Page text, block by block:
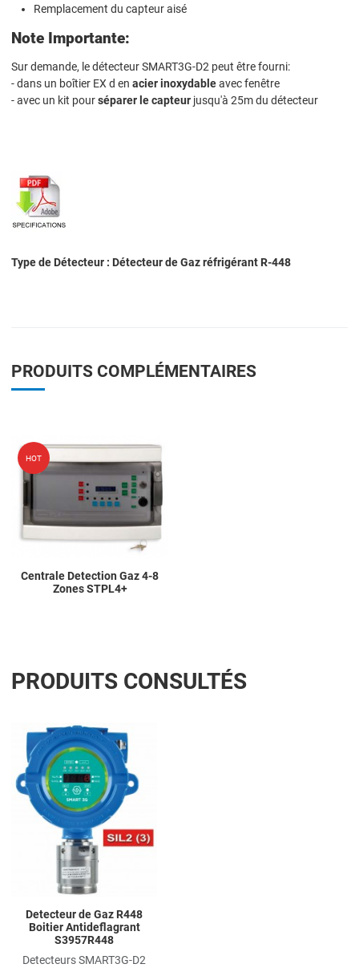
Remplacement du capteur aisé
Note Importante:
Sur demande, le détecteur SMART3G-D2 peut être fourni:
- dans un boîtier EX d en acier inoxydableavec fenêtre
- avec un kit pourséparer le capteur jusqu'à 25m du détecteur
Type de Détecteur : Détecteur de Gaz réfrigérant R-448
PRODUITS COMPLÉMENTAIRES
HOT
Centrale Detection Gaz 4-8
Zones STPL4+
PRODUITS CONSULTÉS
Detecteur de Gaz R448
Boitier Antideflagrant
S3957R448
Detecteurs SMART3G-D2